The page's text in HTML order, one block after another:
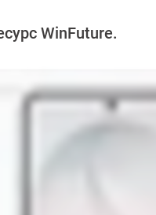
WinFuture.